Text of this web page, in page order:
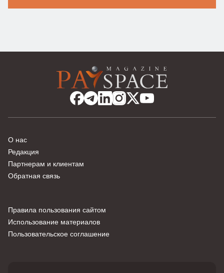
О нас
Редакция
Партнерам и клиентам
Обратная связь
Правила пользования сайтом
Использование материалов
Пользовательское соглашение